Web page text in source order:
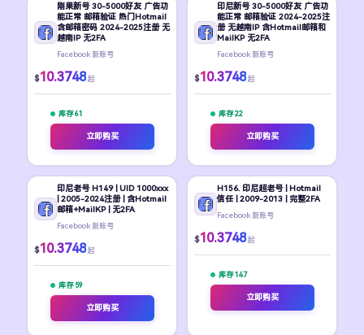
刚果新号 30-5000好友 广告功
能正常 邮箱验证 热门Hotmail
含邮箱密码 2024-2025注册 无
越南IP 无2FA
Facebook 新账号
$10.3748 起
库存 61
立即购买
印尼新号 30-5000好友 广告功
能正常 邮箱验证 2024-2025注
册 无越南IP 含Hotmail邮箱和
MailKP 无2FA
Facebook 新账号
$10.3748 起
库存 22
立即购买
印尼老号 H149 | UID 1000xxx
| 2005-2024注册 | 含Hotmail
邮箱+MailKP | 无2FA
Facebook 新账号
$10.3748 起
库存 59
立即购买
H156. 印尼超老号 | Hotmail
信任 | 2009-2013 | 完整2FA
Facebook 新账号
$10.3748 起
库存 147
立即购买